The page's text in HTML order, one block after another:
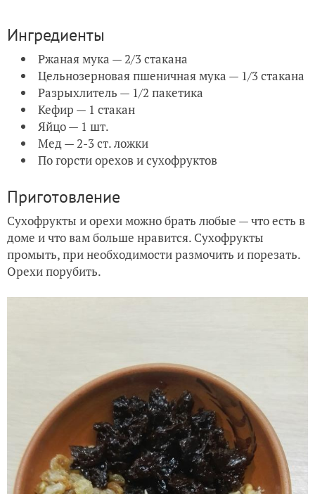
Ингредиенты
Ржаная мука — 2/3 стакана
Цельнозерновая пшеничная мука — 1/3 стакана
Разрыхлитель — 1/2 пакетика
Кефир — 1 стакан
Яйцо — 1 шт.
Мед — 2-3 ст. ложки
По горсти орехов и сухофруктов
Приготовление
Сухофрукты и орехи можно брать любые — что есть в
доме и что вам больше нравится. Сухофрукты
промыть, при необходимости размочить и порезать.
Орехи порубить.